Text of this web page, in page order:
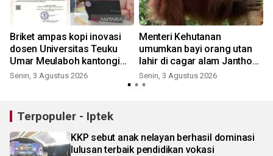
Briket ampas kopi inovasi
dosen Universitas Teuku
Umar Meulaboh kantongi
sertifikat paten
Senin, 3 Agustus 2026
Menteri Kehutanan
umumkan bayi orang utan
lahir di cagar alam Jantho
Aceh
Senin, 3 Agustus 2026
Terpopuler - Iptek
KKP sebut anak nelayan berhasil dominasi
lulusan terbaik pendidikan vokasi